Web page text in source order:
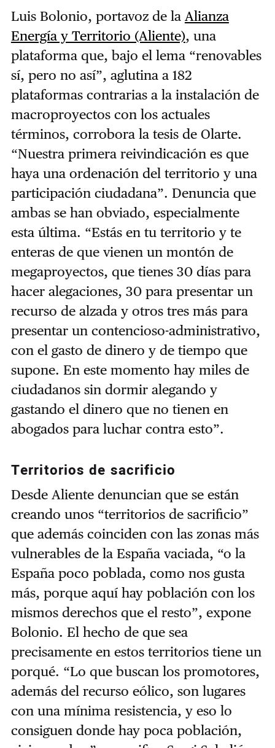
Luis Bolonio, portavoz de la Alianza
Energía y Territorio (Aliente), una
plataforma que, bajo el lema “renovables
sí, pero no así”, aglutina a 182
plataformas contrarias a la instalación de
macroproyectos con los actuales
términos, corrobora la tesis de Olarte.
“Nuestra primera reivindicación es que
haya una ordenación del territorio y una
participación ciudadana”. Denuncia que
ambas se han obviado, especialmente
esta última. “Estás en tu territorio y te
enteras de que vienen un montón de
megaproyectos, que tienes 30 días para
hacer alegaciones, 30 para presentar un
recurso de alzada y otros tres más para
presentar un contencioso-administrativo,
con el gasto de dinero y de tiempo que
supone. En este momento hay miles de
ciudadanos sin dormir alegando y
gastando el dinero que no tienen en
abogados para luchar contra esto”.
Territorios de sacrificio
Desde Aliente denuncian que se están
creando unos “territorios de sacrificio”
que además coinciden con las zonas más
vulnerables de la España vaciada, “o la
España poco poblada, como nos gusta
más, porque aquí hay población con los
mismos derechos que el resto”, expone
Bolonio. El hecho de que sea
precisamente en estos territorios tiene un
porqué. “Lo que buscan los promotores,
además del recurso eólico, son lugares
con una mínima resistencia, y eso lo
consiguen donde hay poca población,